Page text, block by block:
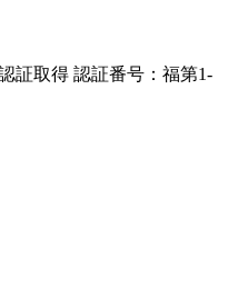
証取得 認証番号：福第1-